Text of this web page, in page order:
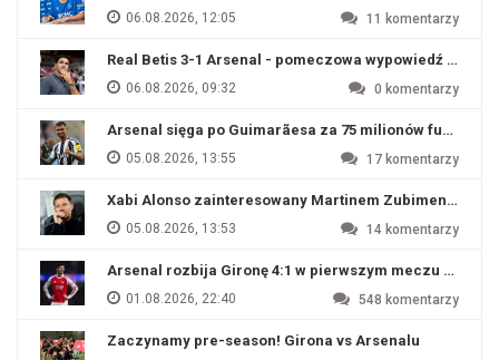
06.08.2026, 12:05 11 komentarzy
Real Betis 3-1 Arsenal - pomeczowa wypowiedź Artety
06.08.2026, 09:32 0 komentarzy
Arsenal sięga po Guimarãesa za 75 milionów funtów
05.08.2026, 13:55 17 komentarzy
Xabi Alonso zainteresowany Martinem Zubimendim
05.08.2026, 13:53 14 komentarzy
Arsenal rozbija Gironę 4:1 w pierwszym meczu
01.08.2026, 22:40 548 komentarzy
Zaczynamy pre-season! Girona vs Arsenalu